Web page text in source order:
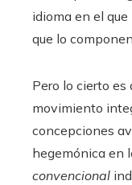
idioma en el
que lo
Pero lo cierto es
movimiento
concepciones
hegemónica en
convencional